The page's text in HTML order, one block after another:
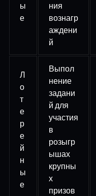
ы
е
ния
вознагр
аждени
й
Л
о
т
е
р
е
й
н
ы
е
Выпол
нение
задани
й для
участия
в
розыгр
ышах
крупны
х
призов